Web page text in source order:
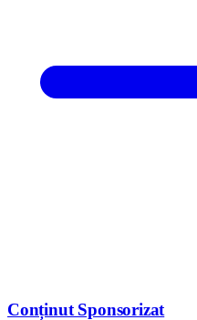
Conținut Sponsorizat